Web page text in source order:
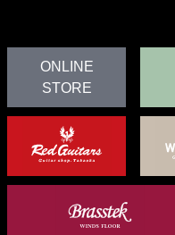
ONLINE
STORE